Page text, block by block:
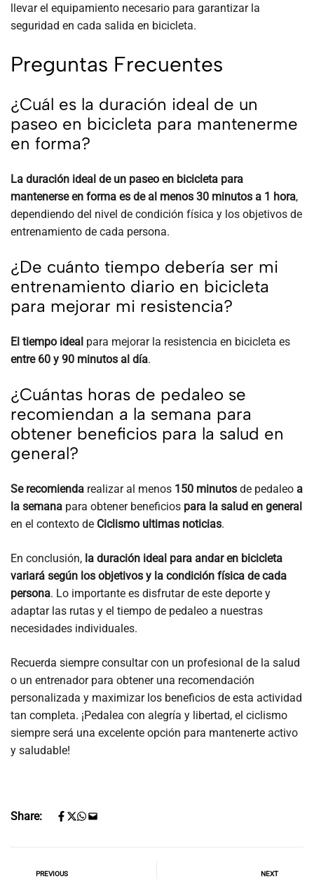
llevar el equipamiento necesario para garantizar la
seguridad en cada salida en bicicleta.
Preguntas Frecuentes
¿Cuál es la duración ideal de un
paseo en bicicleta para mantenerme
en forma?
La duración ideal de un paseo en bicicleta para
mantenerse en forma es de al menos 30 minutos a 1 hora,
dependiendo del nivel de condición física y los objetivos de
entrenamiento de cada persona.
¿De cuánto tiempo debería ser mi
entrenamiento diario en bicicleta
para mejorar mi resistencia?
El tiempo ideal para mejorar la resistencia en bicicleta es
entre 60 y 90 minutos al día.
¿Cuántas horas de pedaleo se
recomiendan a la semana para
obtener beneficios para la salud en
general?
Se recomienda realizar al menos 150 minutos de pedaleo a
la semana para obtener beneficios para la salud en general
en el contexto de Ciclismo ultimas noticias.
En conclusión, la duración ideal para andar en bicicleta
variará según los objetivos y la condición física de cada
persona. Lo importante es disfrutar de este deporte y
adaptar las rutas y el tiempo de pedaleo a nuestras
necesidades individuales.
Recuerda siempre consultar con un profesional de la salud
o un entrenador para obtener una recomendación
personalizada y maximizar los beneficios de esta actividad
tan completa. ¡Pedalea con alegría y libertad, el ciclismo
siempre será una excelente opción para mantenerte activo
y saludable!
Share:
PREVIOUS NEXT